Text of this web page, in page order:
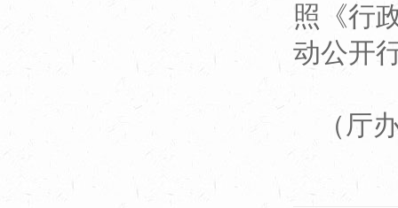
照《行
动公开
（厅